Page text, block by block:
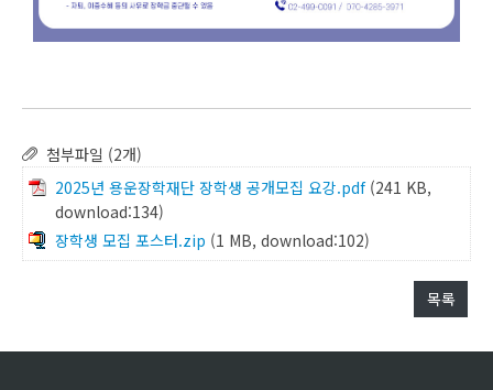
첨부파일 (2개)
2025년 용운장학재단 장학생 공개모집 요강.pdf (241 KB,
download:134)
장학생 모집 포스터.zip (1 MB, download:102)
목록